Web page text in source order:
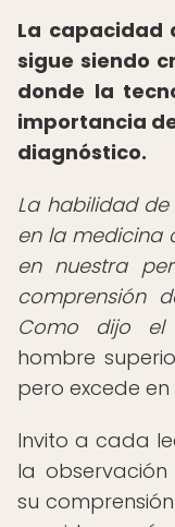
La capacidad
sigue siendo
donde la
importancia
diagnóstico.
La habilidad
en la medicina
en nuestra
comprensión
Como dijo el
hombre
pero excede en
Invito a cada
la
su